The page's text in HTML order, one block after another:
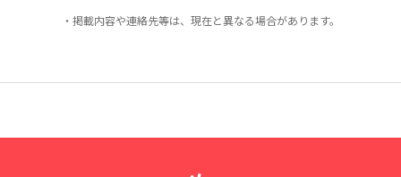
・掲載内容や連絡先等は、現在と異なる場合があります。